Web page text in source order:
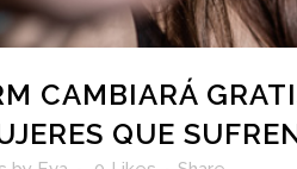
CAMBIARÁ
QUE